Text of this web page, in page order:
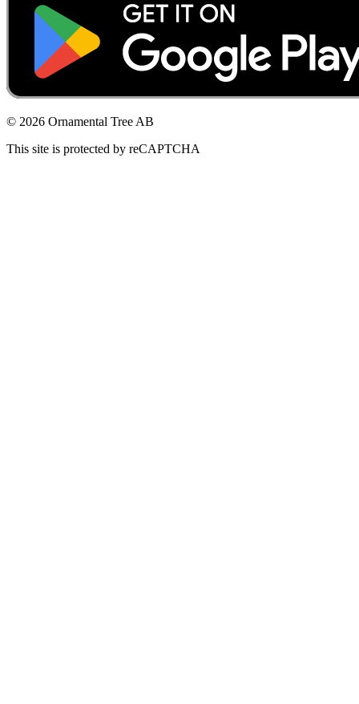
© 2026 Ornamental Tree AB
This site is protected by reCAPTCHA